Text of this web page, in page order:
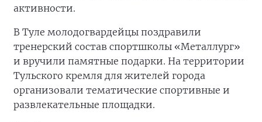
активности.
В Туле молодогвардейцы поздравили
тренерский состав спортшколы «Металлург»
и вручили памятные подарки. На территории
Тульского кремля для жителей города
организовали тематические спортивные и
развлекательные площадки.